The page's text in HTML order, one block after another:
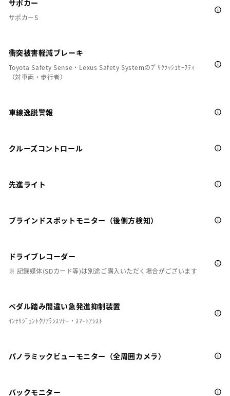
サポカー
サポカーS
衝突被害軽減ブレーキ
Toyota Safety Sense・Lexus Safety Systemのﾌﾟﾘｸﾗｯｼｭｾｰﾌﾃｨ
（対車両・歩行者）
車線逸脱警報
クルーズコントロール
先進ライト
ブラインドスポットモニター（後側方検知）
ドライブレコーダー
※ 記録媒体(SDカード等)は別途ご購入いただく場合がございます
ペダル踏み間違い急発進抑制装置
ｲﾝﾃﾘｼﾞｪﾝﾄｸﾘｱﾗﾝｽｿﾅｰ・ｽﾏｰﾄｱｼｽﾄ
パノラミックビューモニター（全周囲カメラ）
バックモニター